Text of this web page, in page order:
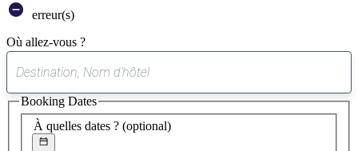
erreur(s)
Où allez-vous ?
suggestion
trouvée
À quelles dates ? (optional)
Booking Dates